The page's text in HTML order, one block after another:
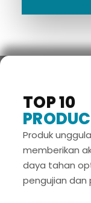
TOP 10
Produk
memberikan
daya tahan
pengujian dan